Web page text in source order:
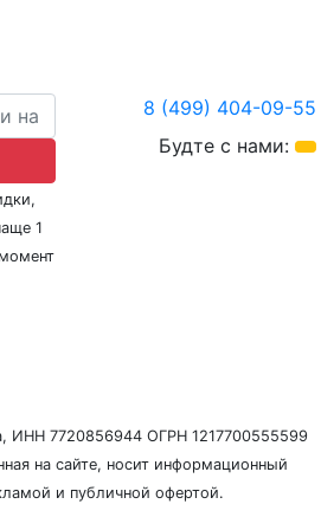
ИНН 7720856944 ОГРН 1217700555599
на сайте, носит информационный
и публичной офертой.
1
8 (499) 404-09-55
Будте с нами: